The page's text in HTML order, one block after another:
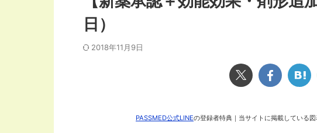
日）
2018年11月9日
PASSMED公式LINEの登録者特典｜当サイトに掲載している